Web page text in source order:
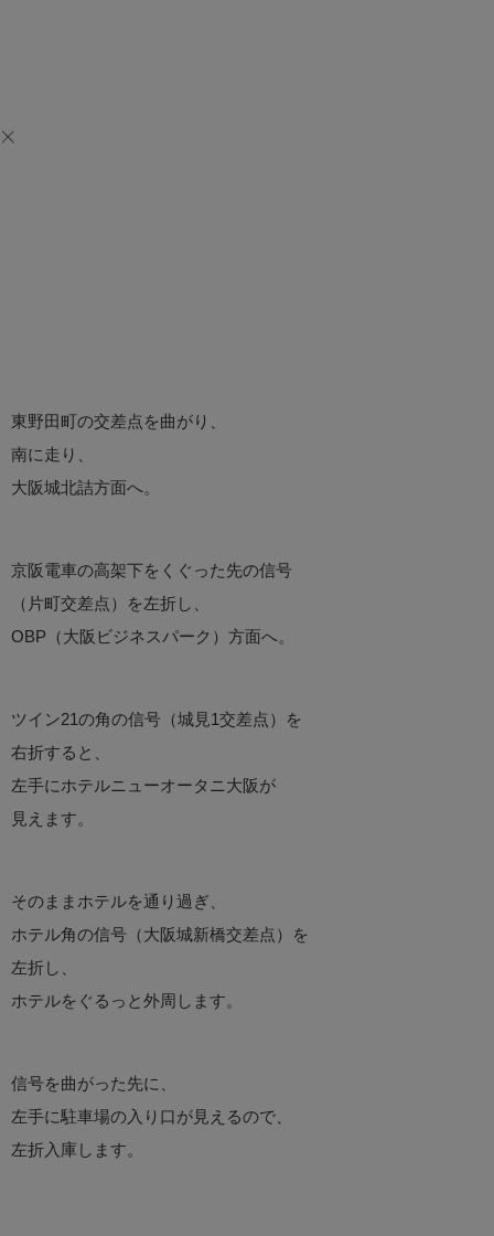
東野田町の交差点を曲がり、
南に走り、
大阪城北詰方面へ。
京阪電車の高架下をくぐった先の信号
（片町交差点）を左折し、
OBP（大阪ビジネスパーク）方面へ。
ツイン21の角の信号（城見1交差点）を
右折すると、
左手にホテルニューオータニ大阪が
見えます。
そのままホテルを通り過ぎ、
ホテル角の信号（大阪城新橋交差点）を
左折し、
ホテルをぐるっと外周します。
信号を曲がった先に、
左手に駐車場の入り口が見えるので、
左折入庫します。